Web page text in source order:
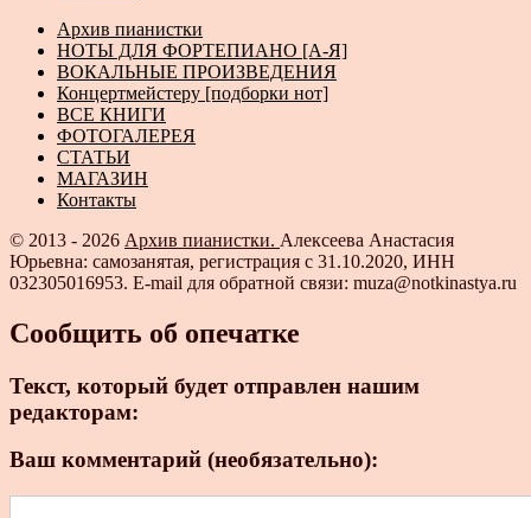
Архив пианистки
НОТЫ ДЛЯ ФОРТЕПИАНО [А-Я]
ВОКАЛЬНЫЕ ПРОИЗВЕДЕНИЯ
Концертмейстеру [подборки нот]
ВСЕ КНИГИ
ФОТОГАЛЕРЕЯ
СТАТЬИ
МАГАЗИН
Контакты
© 2013 - 2026 Архив пианистки. Алексеева Анастасия
Юрьевна: самозанятая, регистрация с 31.10.2020, ИНН
032305016953. E-mail для обратной связи: muza@notkinastya.ru
Сообщить об опечатке
Текст, который будет отправлен нашим
редакторам:
Ваш комментарий (необязательно):